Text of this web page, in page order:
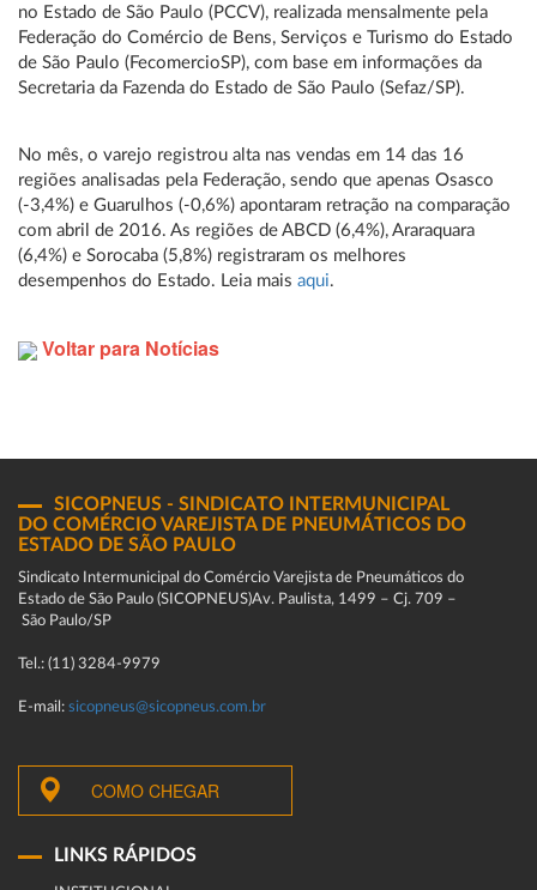
no Estado de São Paulo (PCCV), realizada mensalmente pela
Federação do Comércio de Bens, Serviços e Turismo do Estado
de São Paulo (FecomercioSP), com base em informações da
Secretaria da Fazenda do Estado de São Paulo (Sefaz/SP).
No mês, o varejo registrou alta nas vendas em 14 das 16
regiões analisadas pela Federação, sendo que apenas Osasco
(-3,4%) e Guarulhos (-0,6%) apontaram retração na comparação
com abril de 2016. As regiões de ABCD (6,4%), Araraquara
(6,4%) e Sorocaba (5,8%) registraram os melhores
desempenhos do Estado. Leia mais aqui.
Voltar para Notícias
SICOPNEUS - SINDICATO INTERMUNICIPAL
DO COMÉRCIO VAREJISTA DE PNEUMÁTICOS DO
ESTADO DE SÃO PAULO
Sindicato Intermunicipal do Comércio Varejista de Pneumáticos do
Estado de São Paulo (SICOPNEUS)Av. Paulista, 1499 – Cj. 709 –
São Paulo/SP
Tel.: (11) 3284-9979
E-mail: sicopneus@sicopneus.com.br
COMO CHEGAR
LINKS RÁPIDOS